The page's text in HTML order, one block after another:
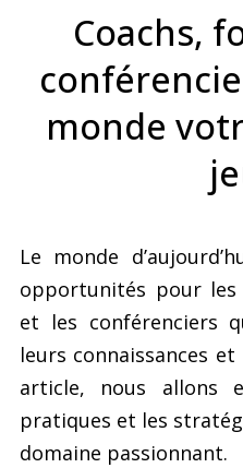
Coachs,
monde
Le monde
opportunités pour les
et les conférenciers
leurs connaissances
article, nous allons
pratiques et les
domaine passionnant.